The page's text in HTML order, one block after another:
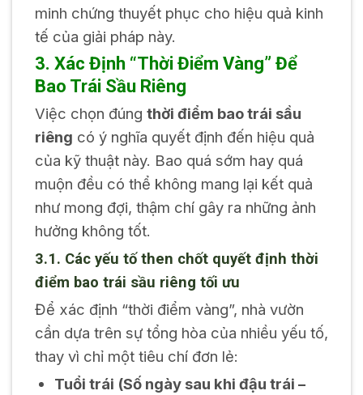
minh chứng thuyết phục cho hiệu quả kinh
tế của giải pháp này.
3. Xác Định “Thời Điểm Vàng” Để
Bao Trái Sầu Riêng
Việc chọn đúng thời điểm bao trái sầu
riêng có ý nghĩa quyết định đến hiệu quả
của kỹ thuật này. Bao quá sớm hay quá
muộn đều có thể không mang lại kết quả
như mong đợi, thậm chí gây ra những ảnh
hưởng không tốt.
3.1. Các yếu tố then chốt quyết định thời
điểm bao trái sầu riêng tối ưu
Để xác định “thời điểm vàng”, nhà vườn
cần dựa trên sự tổng hòa của nhiều yếu tố,
thay vì chỉ một tiêu chí đơn lẻ:
Tuổi trái (Số ngày sau khi đậu trái –